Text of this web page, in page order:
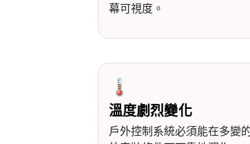
幕可視度。
🌡️
溫度劇烈變化
戶外控制系統必須能在多變